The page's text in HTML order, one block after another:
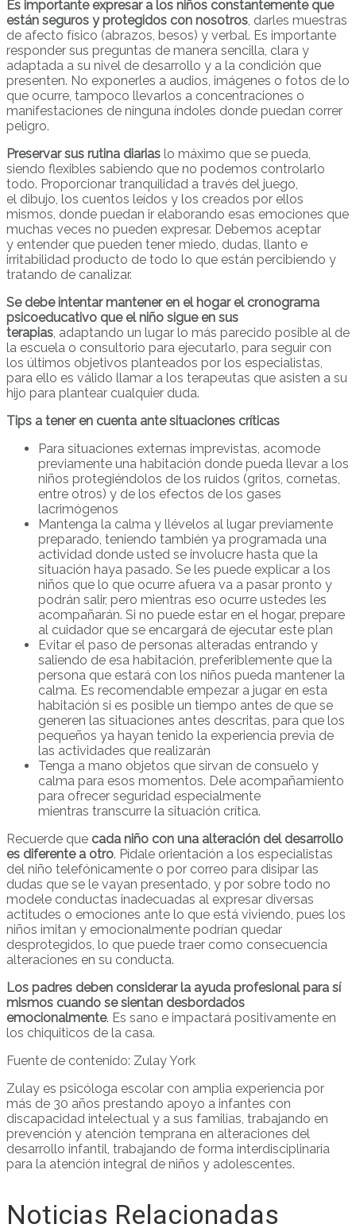
Es importante expresar a los niños constantemente que
están seguros y protegidos con nosotros, darles muestras
de afecto físico (abrazos, besos) y verbal. Es importante
responder sus preguntas de manera sencilla, clara y
adaptada a su nivel de desarrollo y a la condición que
presenten. No exponerles a audios, imágenes o fotos de lo
que ocurre, tampoco llevarlos a concentraciones o
manifestaciones de ninguna índoles donde puedan correr
peligro.
Preservar sus rutina diarias lo máximo que se pueda,
siendo flexibles sabiendo que no podemos controlarlo
todo. Proporcionar tranquilidad a través del juego,
el dibujo, los cuentos leídos y los creados por ellos
mismos, donde puedan ir elaborando esas emociones que
muchas veces no pueden expresar. Debemos aceptar
y entender que pueden tener miedo, dudas, llanto e
irritabilidad producto de todo lo que están percibiendo y
tratando de canalizar.
Se debe intentar mantener en el hogar el cronograma
psicoeducativo que el niño sigue en sus
terapias, adaptando un lugar lo más parecido posible al de
la escuela o consultorio para ejecutarlo, para seguir con
los últimos objetivos planteados por los especialistas,
para ello es válido llamar a los terapeutas que asisten a su
hijo para plantear cualquier duda.
Tips a tener en cuenta ante situaciones críticas
Para situaciones externas imprevistas, acomode
previamente una habitación donde pueda llevar a los
niños protegiéndolos de los ruidos (gritos, cornetas,
entre otros) y de los efectos de los gases
lacrimógenos
Mantenga la calma y llévelos al lugar previamente
preparado, teniendo también ya programada una
actividad donde usted se involucre hasta que la
situación haya pasado. Se les puede explicar a los
niños que lo que ocurre afuera va a pasar pronto y
podrán salir, pero mientras eso ocurre ustedes les
acompañarán. Si no puede estar en el hogar, prepare
al cuidador que se encargará de ejecutar este plan
Evitar el paso de personas alteradas entrando y
saliendo de esa habitación, preferiblemente que la
persona que estará con los niños pueda mantener la
calma. Es recomendable empezar a jugar en esta
habitación si es posible un tiempo antes de que se
generen las situaciones antes descritas, para que los
pequeños ya hayan tenido la experiencia previa de
las actividades que realizarán
Tenga a mano objetos que sirvan de consuelo y
calma para esos momentos. Dele acompañamiento
para ofrecer seguridad especialmente
mientras transcurre la situación crítica.
Recuerde que cada niño con una alteración del desarrollo
es diferente a otro. Pídale orientación a los especialistas
del niño telefónicamente o por correo para disipar las
dudas que se le vayan presentado, y por sobre todo no
modele conductas inadecuadas al expresar diversas
actitudes o emociones ante lo que está viviendo, pues los
niños imitan y emocionalmente podrían quedar
desprotegidos, lo que puede traer como consecuencia
alteraciones en su conducta.
Los padres deben considerar la ayuda profesional para sí
mismos cuando se sientan desbordados
emocionalmente. Es sano e impactará positivamente en
los chiquiticos de la casa.
Fuente de contenido: Zulay York
Zulay es psicóloga escolar con amplia experiencia por
más de 30 años prestando apoyo a infantes con
discapacidad intelectual y a sus familias, trabajando en
prevención y atención temprana en alteraciones del
desarrollo infantil, trabajando de forma interdisciplinaria
para la atención integral de niños y adolescentes.
Noticias Relacionadas